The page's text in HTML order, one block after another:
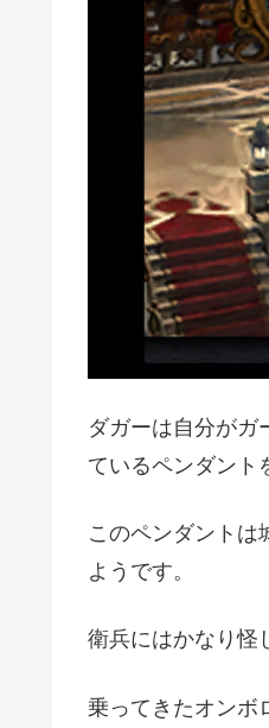
ダガーは自分がガ
ているペンダント
このペンダントは
ようです。
衛兵にはかなり怪
乗ってきたオンボ